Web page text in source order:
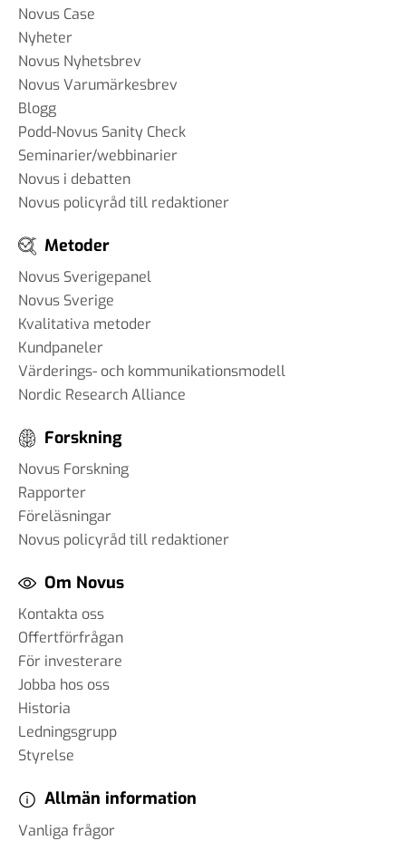
Novus Case
Nyheter
Novus Nyhetsbrev
Novus Varumärkesbrev
Blogg
Podd-Novus Sanity Check
Seminarier/webbinarier
Novus i debatten
Novus policyråd till redaktioner
Metoder
Novus Sverigepanel
Novus Sverige
Kvalitativa metoder
Kundpaneler
Värderings- och kommunikationsmodell
Nordic Research Alliance
Forskning
Novus Forskning
Rapporter
Föreläsningar
Novus policyråd till redaktioner
Om Novus
Kontakta oss
Offertförfrågan
För investerare
Jobba hos oss
Historia
Ledningsgrupp
Styrelse
Allmän information
Vanliga frågor